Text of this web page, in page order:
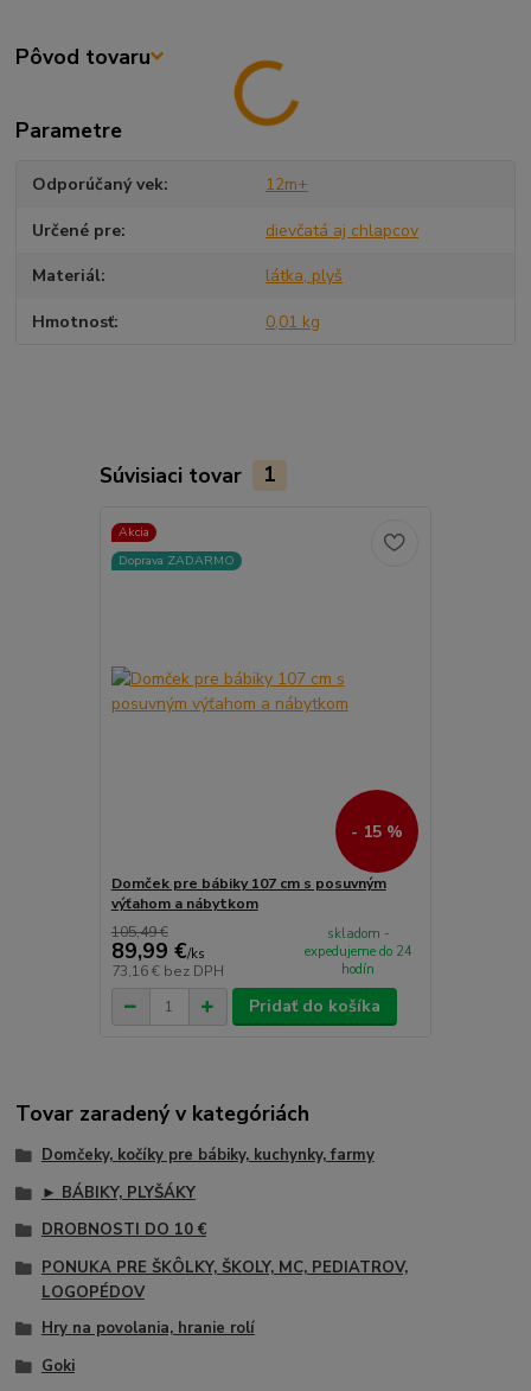
Pôvod tovaru
Parametre
Odporúčaný vek 12m+
Určené pre dievčatá aj chlapcov
Materiál látka, plyš
Hmotnosť 0,01 kg
Súvisiaci tovar 1
Akcia
Doprava ZADARMO
- 15 %
Domček pre bábiky 107 cm s posuvným
výťahom a nábytkom
105,49 €
89,99 €/ks
73,16 € bez DPH
skladom -
expedujeme do 24
hodín
Pridať do košíka
Tovar zaradený v kategóriách
Domčeky, kočíky pre bábiky, kuchynky, farmy
► BÁBIKY, PLYŠÁKY
DROBNOSTI DO 10 €
PONUKA PRE ŠKÔLKY, ŠKOLY, MC, PEDIATROV,
LOGOPÉDOV
Hry na povolania, hranie rolí
Goki